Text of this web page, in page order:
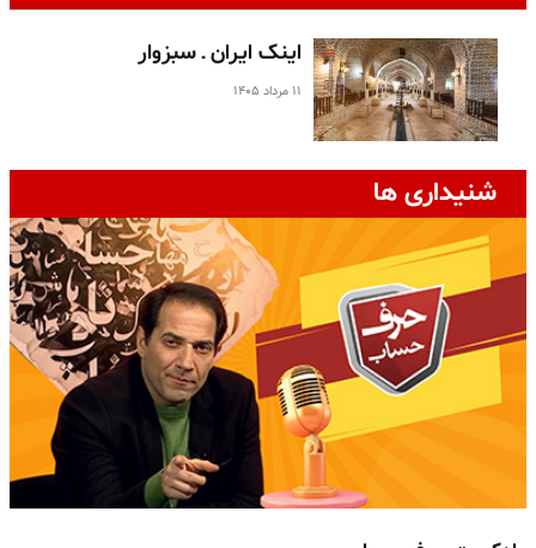
اینک ایران ـ سبزوار
۱۱ مرداد ۱۴۰۵
شنیداری ها